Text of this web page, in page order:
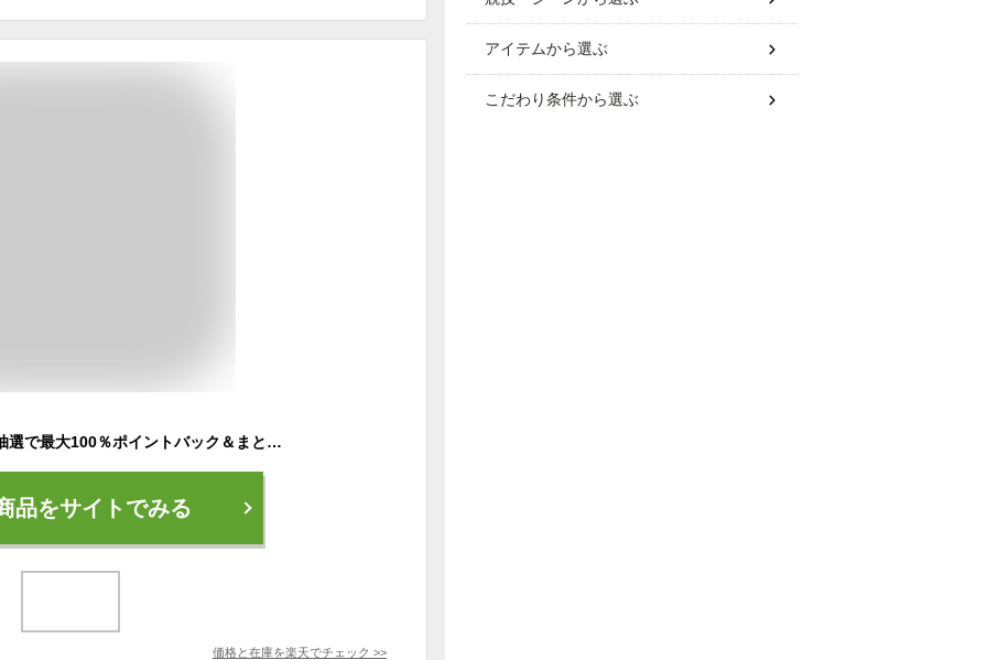
【7/20】エントリー/抽選で最大100％ポイントバック＆まとめ買いで最大10％OFFクーポン ティゴラ 水鳥羽根シャトル フェザー 1ダース 12個入り 練習球 バドミントン 練習用シャトル TIGORA
品をサイトでみる
価格と在庫を楽天でチェック >>
アイテムから選ぶ
こだわり条件から選ぶ